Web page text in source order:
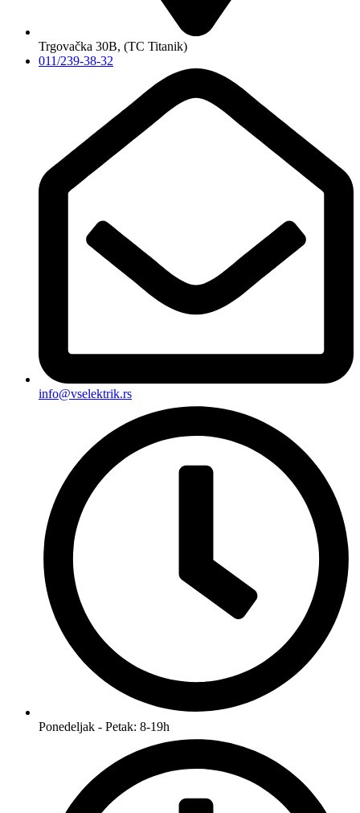
Trgovačka 30B, (TC Titanik)
011/239-38-32
info@vselektrik.rs
Ponedeljak - Petak: 8-19h